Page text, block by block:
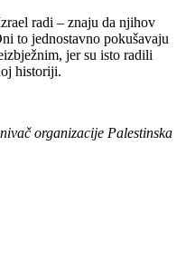
radi – znaju da njihov
to jednostavno pokušavaju
jer su isto radili
historiji.
organizacije Palestinska